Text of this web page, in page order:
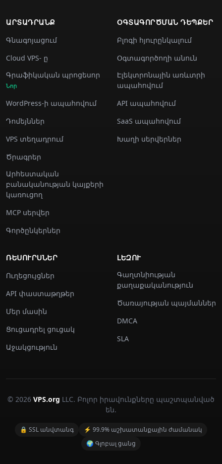
ԱՐՏԱԴՐԱՆՔ
Գնագոյացում
Cloud VPS- ը
Գրաֆիկական պրոցեսոր
Նոր
WordPress-ի ապահովում
Դոմեյններ
VPS տեղադրում
Ծրագրեր
Արհեստական
բանականության կայքերի
կառուցող
MCP սերվեր
Գործընկերներ
ՕԳՏԱԳՈՐԾՄԱՆ ԴԵՊՔԵՐ
Բլոգի հյուրընկալում
Օգտագործողի անուն
Էլեկտրոնային առևտրի
ապահովում
API ապահովում
SaaS ապահովում
Խաղի սերվերներ
ՌԵՍՈՒՐՍՆԵՐ
Ուղեցույցներ
API փաստաթղթեր
Մեր մասին
Ցուցադրել ցուցակ
Աջակցություն
ԼԵԶՈՒ
Գաղտնիության
քաղաքականություն
Ծառայության պայմաններ
DMCA
SLA
© 2026 VPS.org LLC. Բոլոր իրավունքները պաշտպանված
են.
🔒 SSL անվտանգ
⚡ 99.9% աշխատանքային ժամանակ
🌍 Գլոբալ ցանց